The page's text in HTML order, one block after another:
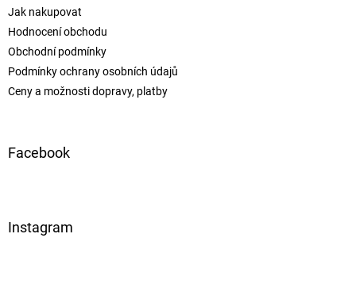
Jak nakupovat
Hodnocení obchodu
Obchodní podmínky
Podmínky ochrany osobních údajů
Ceny a možnosti dopravy, platby
Facebook
Instagram